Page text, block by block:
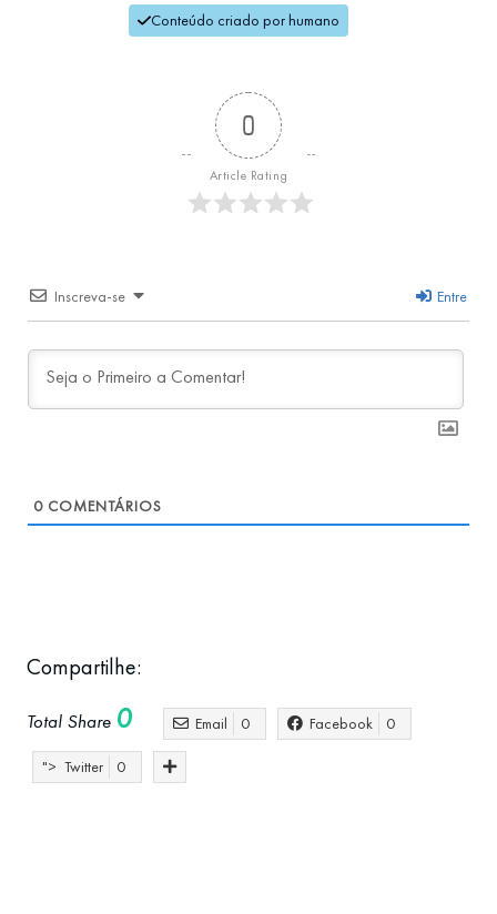
Conteúdo criado por humano
0
Article Rating
Inscreva-se Entre
0 COMENTÁRIOS
Compartilhe:
Total Share 0 Email 0 Facebook 0
"> Twitter 0